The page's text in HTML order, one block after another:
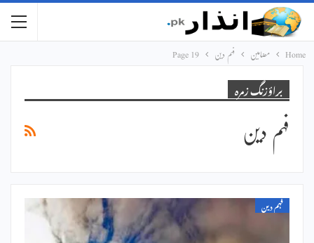
Home مضامین فہم دین Page 19
براؤزنگ زمرہ
فہم دین
فہم دین